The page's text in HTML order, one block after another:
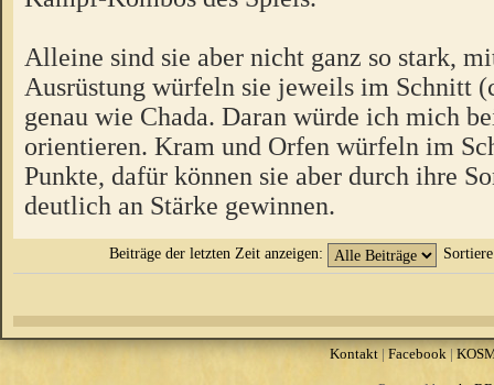
Alleine sind sie aber nicht ganz so stark,
Ausrüstung würfeln sie jeweils im Schnitt
genau wie Chada. Daran würde ich mich
orientieren. Kram und Orfen würfeln im
Punkte, dafür können sie aber durch ihre
deutlich an Stärke gewinnen.
Beiträge der letzten Zeit anzeigen:
Kontakt| Facebook |